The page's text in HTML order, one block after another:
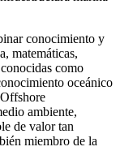
conocimiento y
matemáticas,
como
oceánico
ambiente,
de valor tan
miembro de la